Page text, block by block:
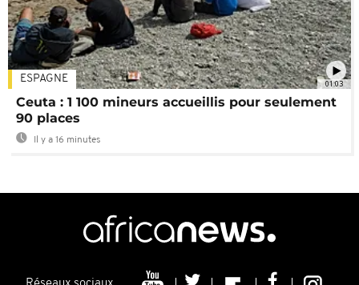
01:03
ESPAGNE
Ceuta : 1 100 mineurs accueillis pour seulement
90 places
Il y a 16 minutes